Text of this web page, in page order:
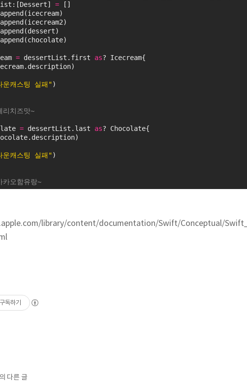
= []
= dessertList.first as? Icecream{
운캐스팅 실패")
치즈맛~
= dessertList.last as? Chocolate{
운캐스팅 실패")
오함유랑~
library/content/documentation/Swift/Conceptual/
구독하기
다른 글